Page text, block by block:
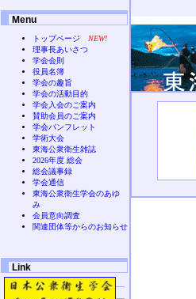
Menu
トップページ
NEW!
理事長あいさつ
学会会則
役員名簿
学会の趣旨
学会の活動目的
学会入会のご案内
賛助会員のご案内
学会パンフレット
学術大会
東海公衆衛生雑誌
2026年度 総会
総会議事録
学会通信
東海公衆衛生学会のあゆ
み
会員意向調査
関連団体等からのお知らせ
Link